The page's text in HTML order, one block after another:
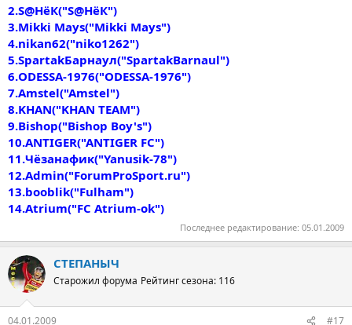
2.S@HёК("S@HёК")
3.Mikki Mays("Mikki Mays")
4.nikan62("niko1262")
5.SpartakБарнаул("SpartakBarnaul")
6.ODESSA-1976("ODESSA-1976")
7.Amstel("Amstel")
8.KHAN("KHAN TEAM")
9.Bishop("Bishop Boy's")
10.ANTIGER("ANTIGER FC")
11.Чёзанафик("Yanusik-78")
12.Admin("ForumProSport.ru")
13.booblik("Fulham")
14.Atrium("FC Atrium-ok")
Последнее редактирование: 05.01.2009
СТЕПАНЫЧ
Старожил форума Рейтинг сезона: 116
04.01.2009 #17